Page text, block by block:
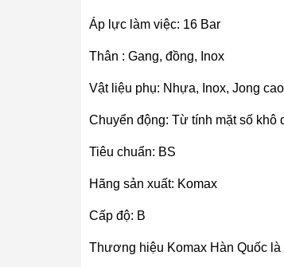
Áp lực làm việc: 16 Bar
Thân : Gang, đồng, Inox
Vật liệu phụ: Nhựa, Inox, Jong
Chuyển động: Từ tính mặt số khô
Tiêu chuẩn: BS
Hãng sản xuất: Komax
Cấp độ: B
Thương hiệu Komax Hàn Quốc